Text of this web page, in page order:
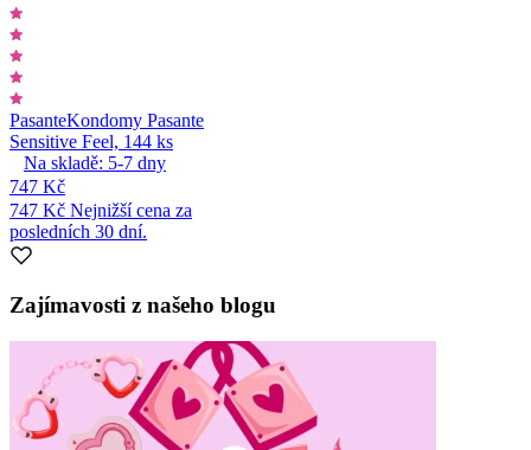
PasanteKondomy Pasante
Sensitive Feel, 144 ks
Na skladě: 5-7 dny
747 Kč
747 Kč Nejnižší cena za
posledních 30 dní.
Zajímavosti z našeho blogu